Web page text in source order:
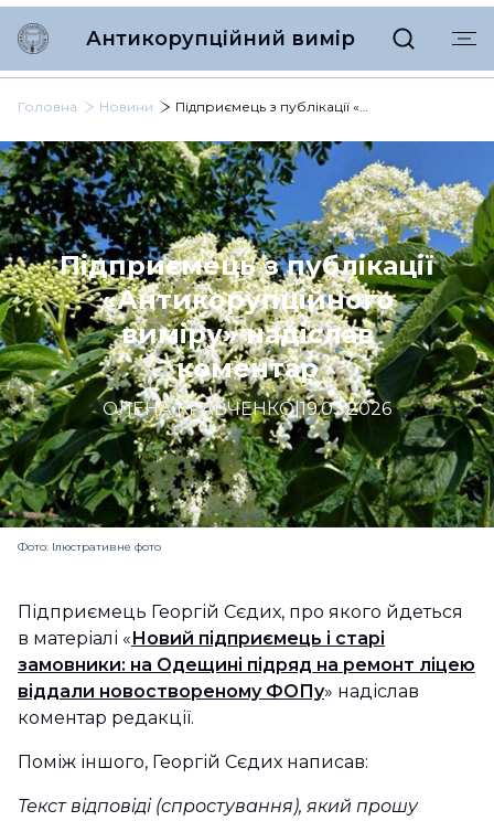
Антикорупційний вимір
Головна Новини Підприємець з публікації «Антикорупційного виміру» надіслав коментар
Підприємець з публікації
«Антикорупційного
виміру» надіслав
коментар
ОЛЕНА КРАВЧЕНКО|19.03.2026
Фото: Ілюстративне фото
Підприємець Георгій Сєдих, про якого йдеться
в матеріалі «Новий підприємець і старі
замовники: на Одещині підряд на ремонт ліцею
віддали новоствореному ФОПу» надіслав
коментар редакції.
Поміж іншого, Георгій Сєдих написав:
Текст вiдповiдi (спростyвання), який прошу